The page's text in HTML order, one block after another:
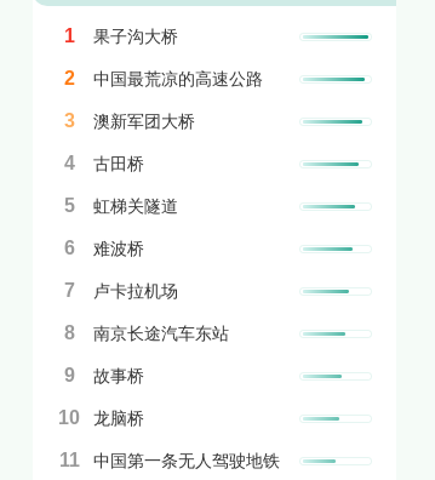
1 果子沟大桥
2 中国最荒凉的高速公路
3 澳新军团大桥
4 古田桥
5 虹梯关隧道
6 难波桥
7 卢卡拉机场
8 南京长途汽车东站
9 故事桥
10 龙脑桥
11 中国第一条无人驾驶地铁